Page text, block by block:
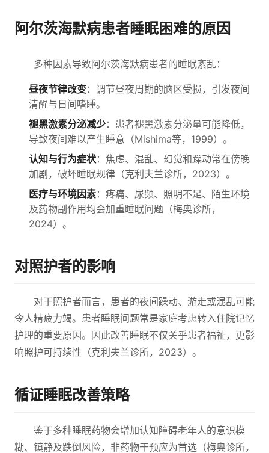
阿尔茨海默病患者睡眠困难的原因
多种因素导致阿尔茨海默病患者的睡眠紊乱：
昼夜节律改变：调节昼夜周期的脑区受损，引发夜间
清醒与日间嗜睡。
褪黑激素分泌减少：患者褪黑激素分泌量可能降低，
导致夜间难以产生睡意（Mishima等，1999）。
认知与行为症状：焦虑、混乱、幻觉和躁动常在傍晚
加剧，破坏睡眠规律（克利夫兰诊所，2023）。
医疗与环境因素：疼痛、尿频、照明不足、陌生环境
及药物副作用均会加重睡眠问题（梅奥诊所，
2024）。
对照护者的影响
对于照护者而言，患者的夜间躁动、游走或混乱可能
令人精疲力竭。患者睡眠问题常是家庭考虑转入住院记忆
护理的重要原因。因此改善睡眠不仅关乎患者福祉，更影
响照护可持续性（克利夫兰诊所，2023）。
循证睡眠改善策略
鉴于多种睡眠药物会增加认知障碍老年人的意识模
糊、镇静及跌倒风险，非药物干预应为首选（梅奥诊所，